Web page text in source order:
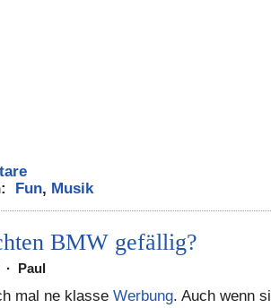
Fun, Musik
BMW gefällig?
· Paul
mal ne klasse Werbung. Auch wenn